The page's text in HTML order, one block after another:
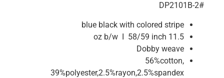
#DP2101B-2
blue black with colored stripe
11.5 oz b/w I 58/59 inch
Dobby weave
56%cotton,
39%polyester,2.5%rayon,2.5%spandex